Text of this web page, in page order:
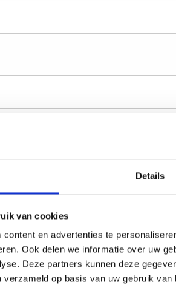
Details
van cookies
en advertenties te
Ook delen we informatie over uw
Deze partners kunnen deze
verzameld op basis van uw gebruik van